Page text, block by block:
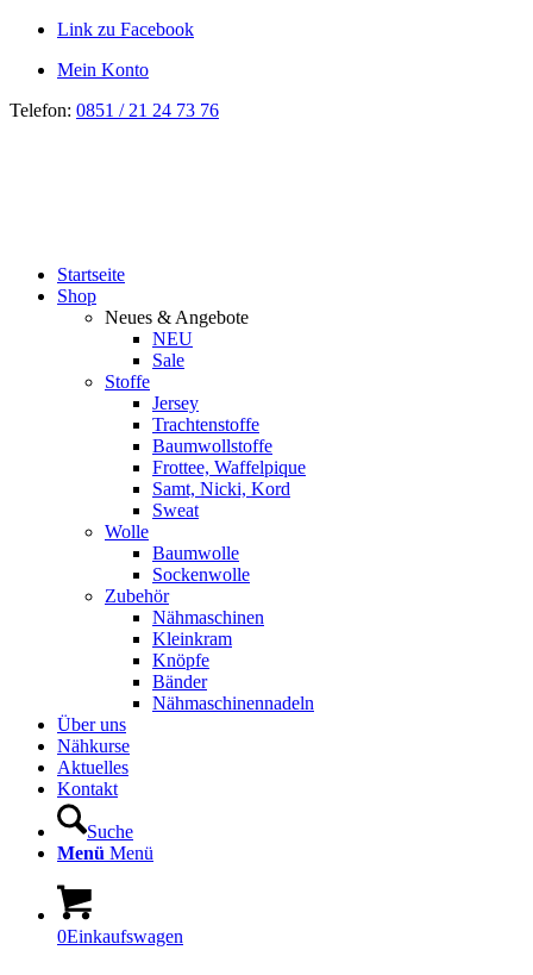
Link zu Facebook
Mein Konto
Telefon: 0851 / 21 24 73 76
Startseite
Shop
Neues & Angebote
NEU
Sale
Stoffe
Jersey
Trachtenstoffe
Baumwollstoffe
Frottee, Waffelpique
Samt, Nicki, Kord
Sweat
Wolle
Baumwolle
Sockenwolle
Zubehör
Nähmaschinen
Kleinkram
Knöpfe
Bänder
Nähmaschinennadeln
Über uns
Nähkurse
Aktuelles
Kontakt
Suche
Menü Menü
0Einkaufswagen